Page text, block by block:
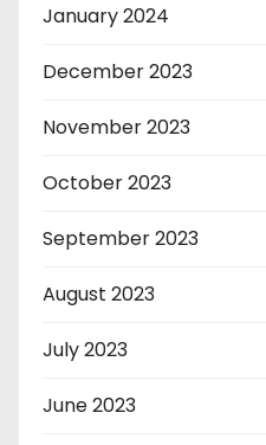
January 2024
December 2023
November 2023
October 2023
September 2023
August 2023
July 2023
June 2023